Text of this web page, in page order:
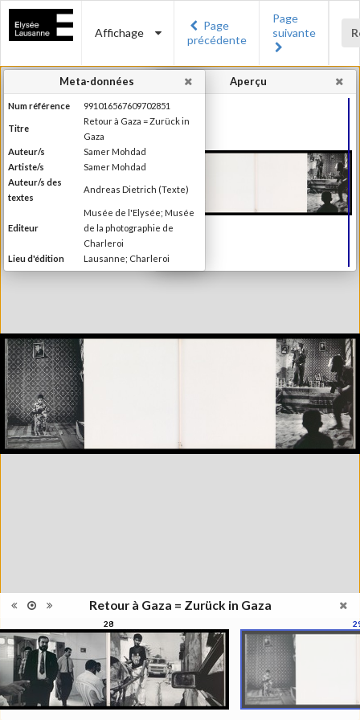
Affichage
Page
précédente
Page
suivante
Retour à Gaza = Zurück in Gaza
28
Aperçu
Meta-données
Num référence 991016567609702851
Titre
Retour à Gaza = Zurück in
Gaza
Auteur/s
Samer Mohdad
Artiste/s
Samer Mohdad
Auteur/s des
textes
Andreas Dietrich (Texte)
Editeur
Musée de l'Elysée; Musée
de la photographie de
Charleroi
Lieu d'édition
Lausanne; Charleroi
Date d'édition
1996
Type de reliure
Broché
Information
images
Nombre de
pages
Format
Langues
Arabe, Français